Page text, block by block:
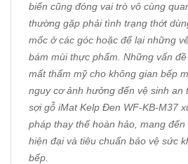
biến cũng đóng vai trò vô cùng
thường gặp phải tình trạng thớt
mốc ở các góc hoặc để lại những
bám mùi thực phẩm. Những vấn
mất thẩm mỹ cho không gian bếp
nguy cơ ảnh hưởng đến vệ sinh an
sợi gỗ iMat Kelp Đen WF-KB-M37
pháp thay thế hoàn hảo, mang
hiện đại và tiêu chuẩn bảo vệ sức
bếp.